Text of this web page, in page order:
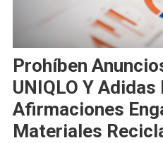
Prohíben
UNIQLO Y Adidas
Afirmaciones
Materiales